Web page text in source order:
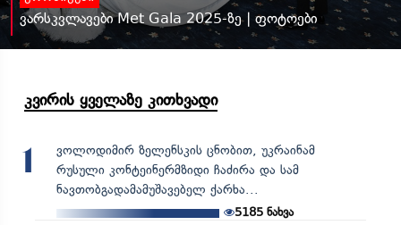
ვარსკვლავები Met Gala 2025-ზე | ფოტოები
კვირის ყველაზე კითხვადი
1
ვოლოდიმირ ზელენსკის ცნობით, უკრაინამ
რუსული კონტეინერმზიდი ჩაძირა და სამ
ნავთობგადამამუშავებელ ქარხა...
5185 ნახვა